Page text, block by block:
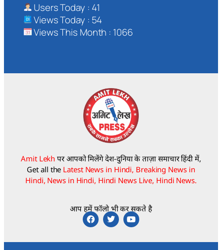
Users Today : 41
Views Today : 54
Views This Month : 1066
Amit Lekh पर आपको मिलेंगे देश-दुनिया के ताज़ा समाचार हिंदी में,
Get all the Latest News in Hindi, Breaking News in
Hindi, News in Hindi, Hindi News Live, Hindi News.
आप हमें फॉलो भी कर सकते है